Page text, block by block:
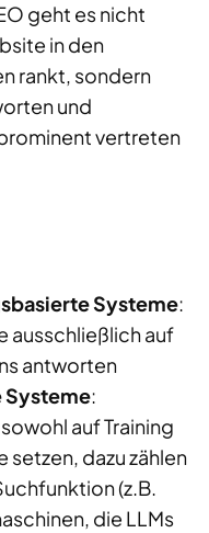
geht es nicht
in den
rankt, sondern
und
vertreten
Systeme:
ausschließlich auf
antworten
:
auf Training
setzen, dazu zählen
(z.B.
die LLMs